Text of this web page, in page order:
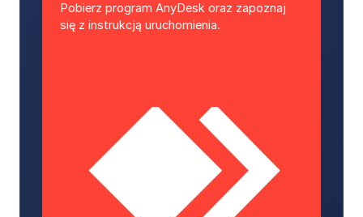
Pobierz program AnyDesk oraz zapoznaj
się z instrukcją uruchomienia.